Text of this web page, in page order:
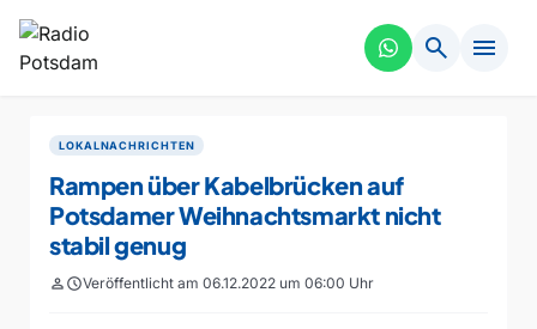
search menu
LOKALNACHRICHTEN
Rampen über Kabelbrücken auf
Potsdamer Weihnachtsmarkt nicht
stabil genug
personscheduleVeröffentlicht am 06.12.2022 um 06:00 Uhr